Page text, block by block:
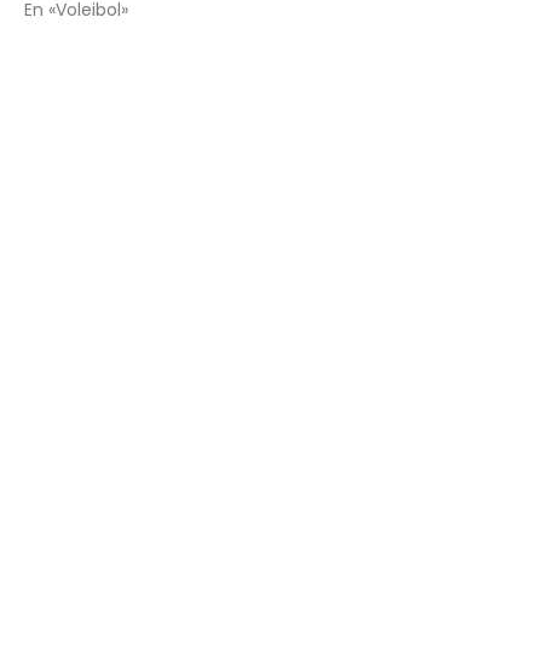
En «Voleibol»